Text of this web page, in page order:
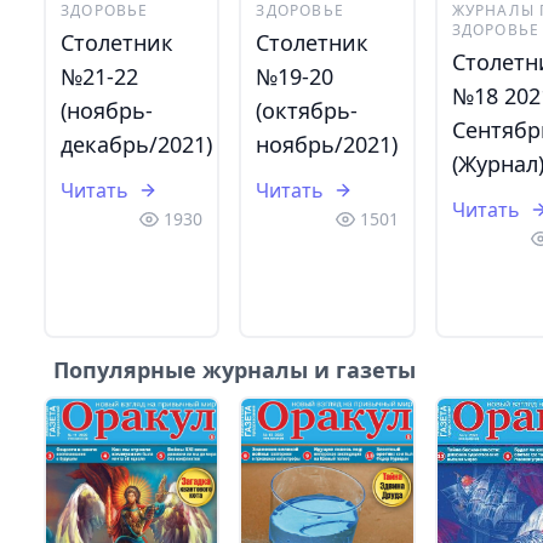
ЗДОРОВЬЕ
Столетник
№21-22
(ноябрь-
декабрь/2021)
Читать
1930
ЗДОРОВЬЕ
Столетник
№19-20
(октябрь-
ноябрь/2021)
Читать
1501
ЖУРНАЛЫ
ЗДОРОВЬЕ
№18
(Журнал)
Читать
Популярные журналы и газеты